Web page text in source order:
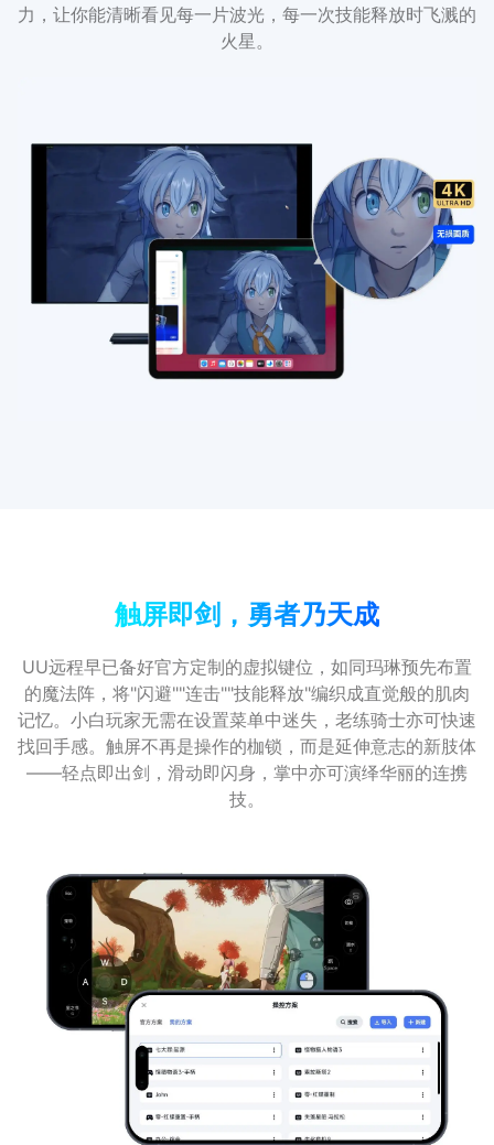
力，让你能清晰看见每一片波光，每一次技能释放时飞溅的
火星。
触屏即剑，勇者乃天成
UU远程早已备好官方定制的虚拟键位，如同玛琳预先布置
的魔法阵，将"闪避""连击""技能释放"编织成直觉般的肌肉
记忆。小白玩家无需在设置菜单中迷失，老练骑士亦可快速
找回手感。触屏不再是操作的枷锁，而是延伸意志的新肢体
——轻点即出剑，滑动即闪身，掌中亦可演绎华丽的连携
技。